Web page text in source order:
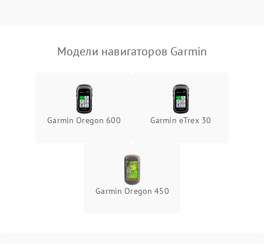
Модели навигаторов Garmin
Garmin Oregon 600 Garmin eTrex 30
Garmin Oregon 450